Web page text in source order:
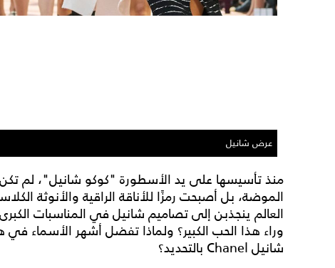
عرض شانيل
منذ تأسيسها على يد الأسطورة "كوكو شانيل"، لم تكن
الموضة، بل أصبحت رمزًا للأناقة الراقية والأنوثة
العالم ينجذبن إلى تصاميم شانيل في المناسبات
وراء هذا الحب الكبير؟ ولماذا تفضل أشهر الأسماء في
شانيل Chanel بالتحديد؟